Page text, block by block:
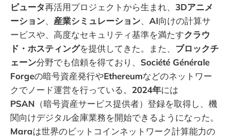
ピュータ再活用プロジェクトから生まれ、 3Dアニメ
ーション、 産業シミュレーション、 AI向けの計算サ
ービスや、高度なセキュリティ基準を満たすクラウ
ド・ホスティングを提供してきた。また、 ブロックチ
ェーン分野でも信頼を得ており、 Société Générale
Forgeの暗号資産発行やEthereumなどのネットワー
クでノード運営を行っている。 2024年には
PSAN （暗号資産サービス提供者）登録を取得し、機
関向けデジタル金庫業務を開始できるようになった。
Maraは世界のビットコインネットワーク計算能力の